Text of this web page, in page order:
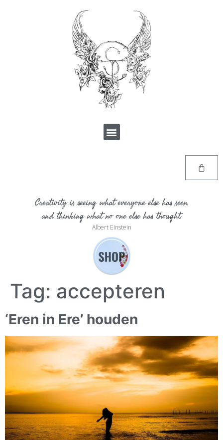
Creativity is seeing what everyone else has seen,
and thinking what no one else has thought.
Albert Einstein
Tag: accepteren
‘Eren in Ere’ houden